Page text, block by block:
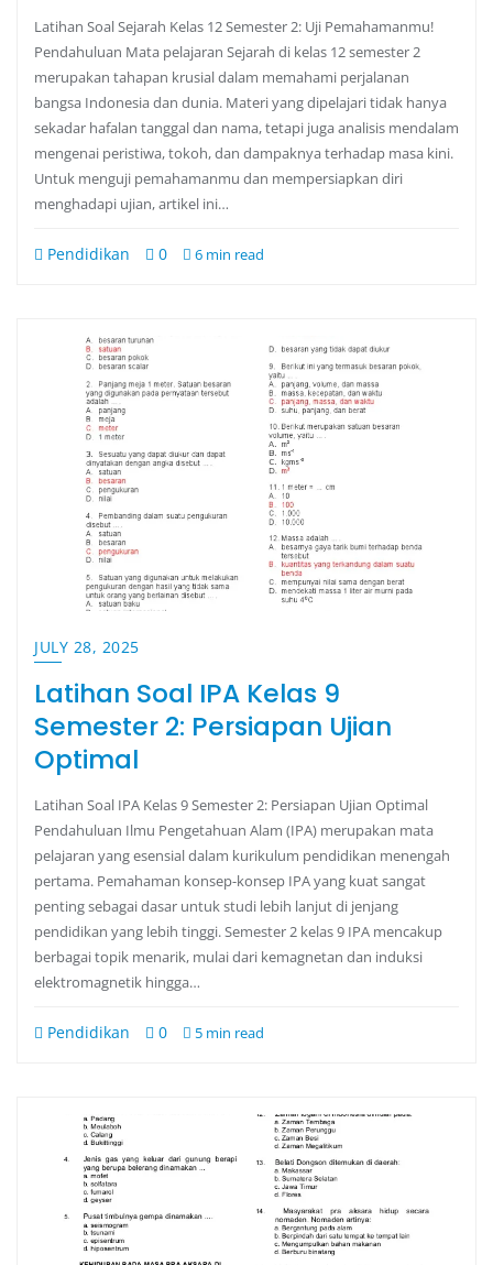
Latihan Soal Sejarah Kelas 12 Semester 2: Uji Pemahamanmu!
Pendahuluan Mata pelajaran Sejarah di kelas 12 semester 2
merupakan tahapan krusial dalam memahami perjalanan
bangsa Indonesia dan dunia. Materi yang dipelajari tidak hanya
sekadar hafalan tanggal dan nama, tetapi juga analisis mendalam
mengenai peristiwa, tokoh, dan dampaknya terhadap masa kini.
Untuk menguji pemahamanmu dan mempersiapkan diri
menghadapi ujian, artikel ini…
Pendidikan 0 6 min read
JULY 28, 2025
Latihan Soal IPA Kelas 9
Semester 2: Persiapan Ujian
Optimal
Latihan Soal IPA Kelas 9 Semester 2: Persiapan Ujian Optimal
Pendahuluan Ilmu Pengetahuan Alam (IPA) merupakan mata
pelajaran yang esensial dalam kurikulum pendidikan menengah
pertama. Pemahaman konsep-konsep IPA yang kuat sangat
penting sebagai dasar untuk studi lebih lanjut di jenjang
pendidikan yang lebih tinggi. Semester 2 kelas 9 IPA mencakup
berbagai topik menarik, mulai dari kemagnetan dan induksi
elektromagnetik hingga…
Pendidikan 0 5 min read